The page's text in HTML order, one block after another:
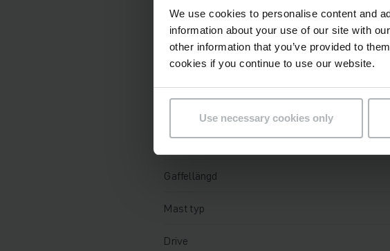
We use cookies to personalise content and
information about your use of our site with
other information that you’ve provided to
cookies if you continue to use our website.
Use necessary cookies only
Tillverkningsår
Lyfthöjd
Drifttimmar
Total höjd
Gaffellängd
Mast typ
Drive